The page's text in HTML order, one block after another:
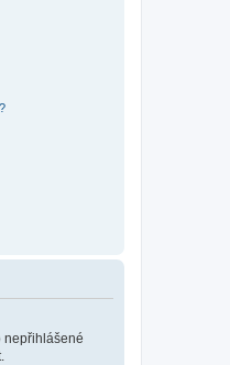
nepřihlášené